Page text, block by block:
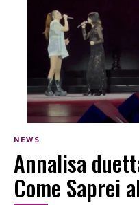
NEWS
Annalisa
Come Saprei